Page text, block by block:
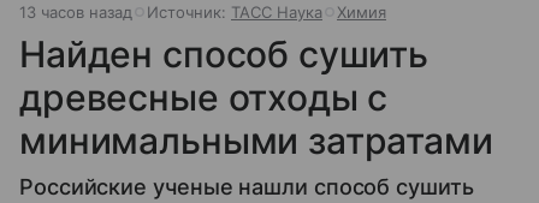
13 часов назад Источник: ТАСС Наука Химия
Найден способ сушить
древесные отходы с
минимальными затратами
Российские ученые нашли способ сушить